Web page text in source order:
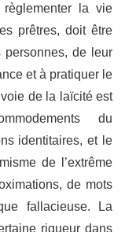
la vie
prêtres, doit être
personnes, de leur
et à pratiquer le
de la laïcité est
du
identitaires, et le
de l’extrême
de mots
fallacieuse. La
rigueur dans